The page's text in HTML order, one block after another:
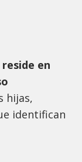
en
hijas,
identifican